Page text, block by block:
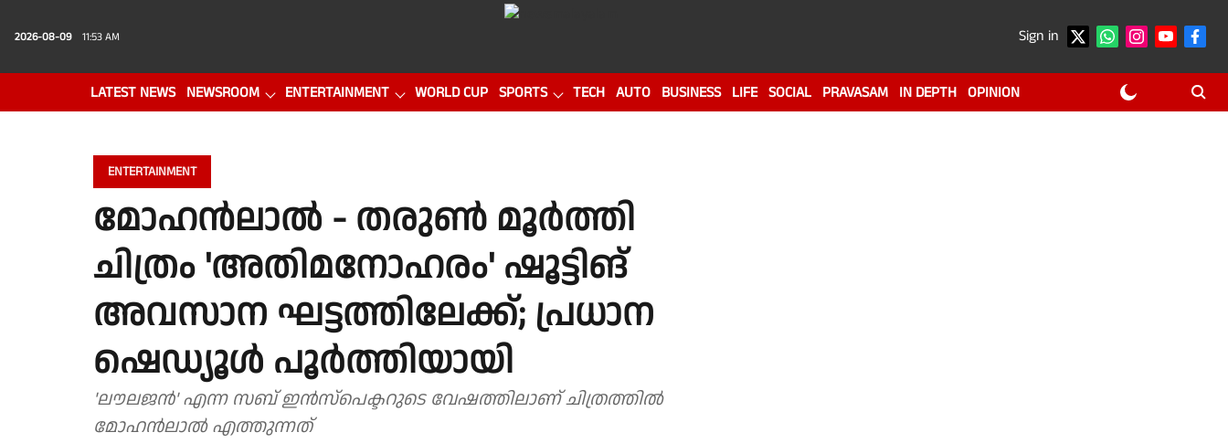
2026-08-09 11:53 AM Sign in
LATEST NEWS NEWSROOM ENTERTAINMENT WORLD CUP SPORTS TECH AUTO BUSINESS LIFE SOCIAL PRAVASAM IN DEPTH OPINION
ENTERTAINMENT
മോഹൻലാൽ - തരുൺ മൂർത്തി
ചിത്രം 'അതിമനോഹരം' ഷൂട്ടിങ്
അവസാന ഘട്ടത്തിലേക്ക്; പ്രധാന
ഷെഡ്യൂൾ പൂർത്തിയായി
'ലൗലജൻ' എന്ന സബ് ഇൻസ്പെക്ടറുടെ വേഷത്തിലാണ് ചിത്രത്തിൽ
മോഹൻലാൽ എത്തുന്നത്